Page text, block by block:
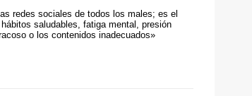
redes sociales de todos los males; es el
saludables, fatiga mental, presión
o los contenidos inadecuados»